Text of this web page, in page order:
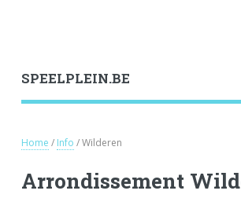
SPEELPLEIN.BE
Home / Info / Wilderen
Arrondissement